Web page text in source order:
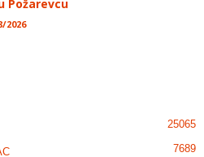
Požarevcu
2026
25065
7689